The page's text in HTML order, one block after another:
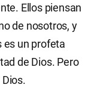
Ellos piensan
de nosotros, y
es un profeta
de Dios. Pero